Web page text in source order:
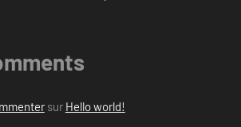
sur Hello world!